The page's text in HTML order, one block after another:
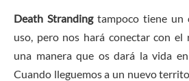
Death Strandingtampoco tiene un
uso, pero nos hará conectar con el
una manera que os dará la vida
Cuando lleguemos a un nuevo